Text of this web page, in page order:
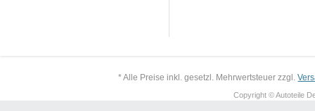
* Alle Preise inkl. gesetzl. Mehrwertsteuer zzgl.
Copyright © Autoteile